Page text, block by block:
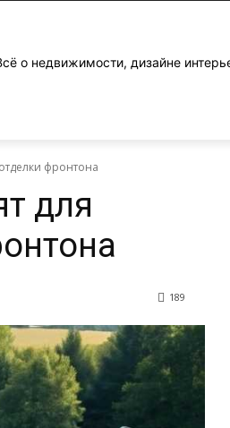
о недвижимости, дизайне
фронтона
для
189